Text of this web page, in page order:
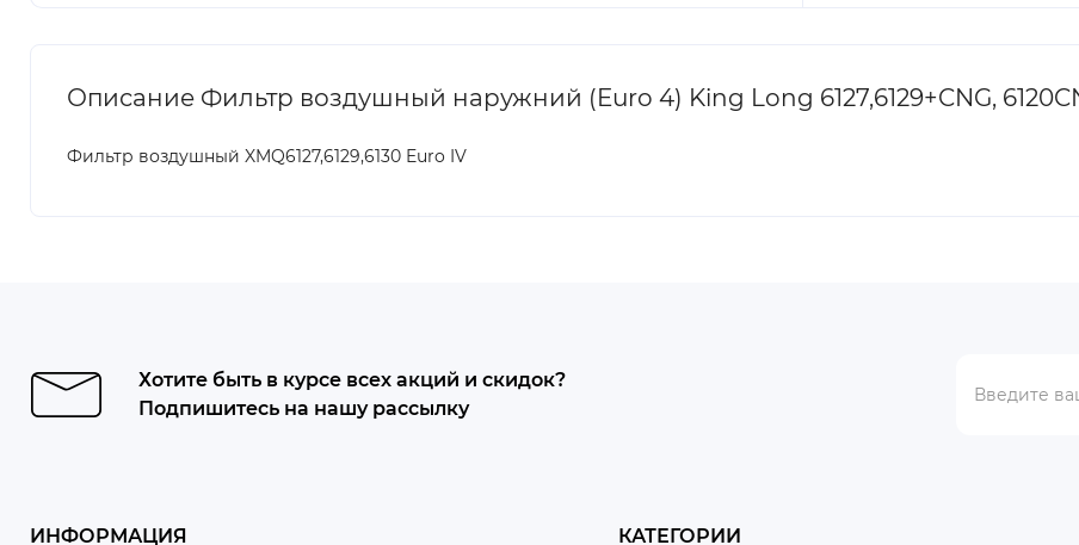
Описание Фильтр воздушный наружний (Euro 4) King Long 6127,6129+CNG,
Фильтр воздушный XMQ6127,6129,6130 Euro IV
Хотите быть в курсе всех акций и скидок?
Подпишитесь на нашу рассылку
ИНФОРМАЦИЯ КАТЕГОРИИ